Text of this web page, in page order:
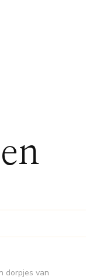
dorpjes van